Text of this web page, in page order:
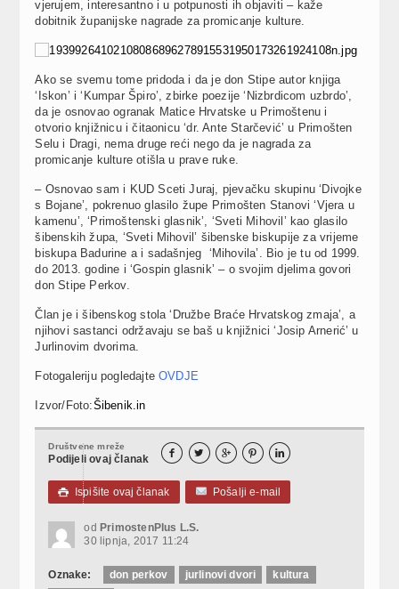
vjerujem, interesantno i u potpunosti ih objaviti – kaže
dobitnik županijske nagrade za promicanje kulture.
Ako se svemu tome pridoda i da je don Stipe autor knjiga
‘Iskon’ i ‘Kumpar Špiro’, zbirke poezije ‘Nizbrdicom uzbrdo’,
da je osnovao ogranak Matice Hrvatske u Primoštenu i
otvorio knjižnicu i čitaonicu ‘dr. Ante Starčević’ u Primošten
Selu i Dragi, nema druge reći nego da je nagrada za
promicanje kulture otišla u prave ruke.
– Osnovao sam i KUD Sceti Juraj, pjevačku skupinu ‘Divojke
s Bojane’, pokrenuo glasilo župe Primošten Stanovi ‘Vjera u
kamenu’, ‘Primoštenski glasnik’, ‘Sveti Mihovil’ kao glasilo
šibenskih župa, ‘Sveti Mihovil’ šibenske biskupije za vrijeme
biskupa Badurine a i sadašnjeg ‘Mihovila’. Bio je tu od 1999.
do 2013. godine i ‘Gospin glasnik’ – o svojim djelima govori
don Stipe Perkov.
Član je i šibenskog stola ‘Družbe Braće Hrvatskog zmaja’, a
njihovi sastanci održavaju se baš u knjižnici ‘Josip Arnerić’ u
Jurlinovim dvorima.
Fotogaleriju pogledajteOVDJE
Izvor/Foto:Šibenik.in
Društvene mreže
Podijeli ovaj članak     
 Ispišite ovaj članak Pošalji e-mail
od PrimostenPlus L.S.
30 lipnja, 2017 11:24
Oznake: don perkov jurlinovi dvori
kultura